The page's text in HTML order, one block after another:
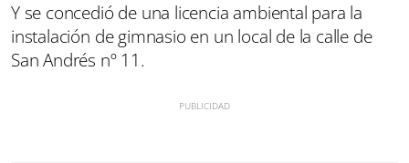
Y se concedió de una licencia ambiental para la
instalación de gimnasio en un local de la calle de
San Andrés nº 11.